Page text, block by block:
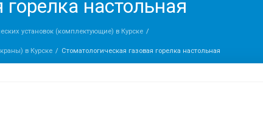
настольная
установок (комплектующие) в Курске
в Курске Стоматологическая газовая горелка настольная